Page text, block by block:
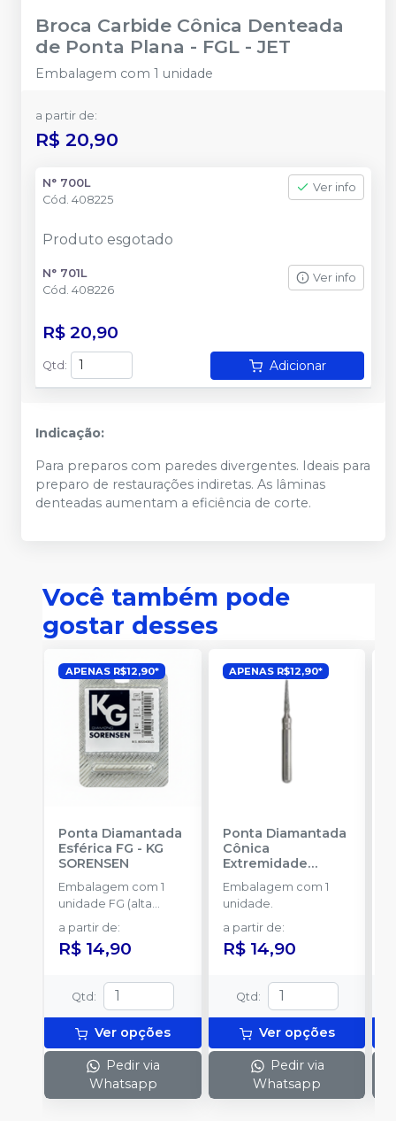
Broca Carbide Cônica Denteada
de Ponta Plana - FGL - JET
Embalagem com 1 unidade
a partir de:
R$ 20,90
N° 700L
Cód. 408225
Ver info
Produto esgotado
N° 701L
Cód. 408226
Ver info
R$ 20,90
Qtd : Adicionar
Indicação:
Para preparos com paredes divergentes. Ideais para
preparo de restaurações indiretas. As lâminas
denteadas aumentam a eficiência de corte.
Você também pode
gostar desses
APENAS R$12,90*
Ponta Diamantada
Esférica FG - KG
SORENSEN
Embalagem com 1
unidade FG (alta
rotação).
a partir de:
R$ 14,90
Qtd :
Ver opções
Pedir via
Whatsapp
APENAS R$12,90*
Ponta Diamantada
Cônica
Extremidade
Arredondada FG
KG SORENSEN
Embalagem com 1
unidade.
a partir de:
R$ 14,90
Qtd :
Ver opções
Pedir via
Whatsapp